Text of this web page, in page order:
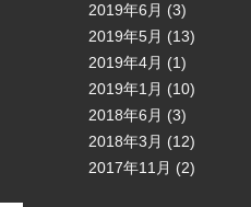
2019年6月 (3)
2019年5月 (13)
2019年4月 (1)
2019年1月 (10)
2018年6月 (3)
2018年3月 (12)
2017年11月 (2)